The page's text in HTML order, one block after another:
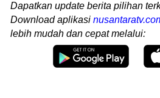
Dapatkan update berita pilihan
Download aplikasi
lebih mudah dan cepat melalui: